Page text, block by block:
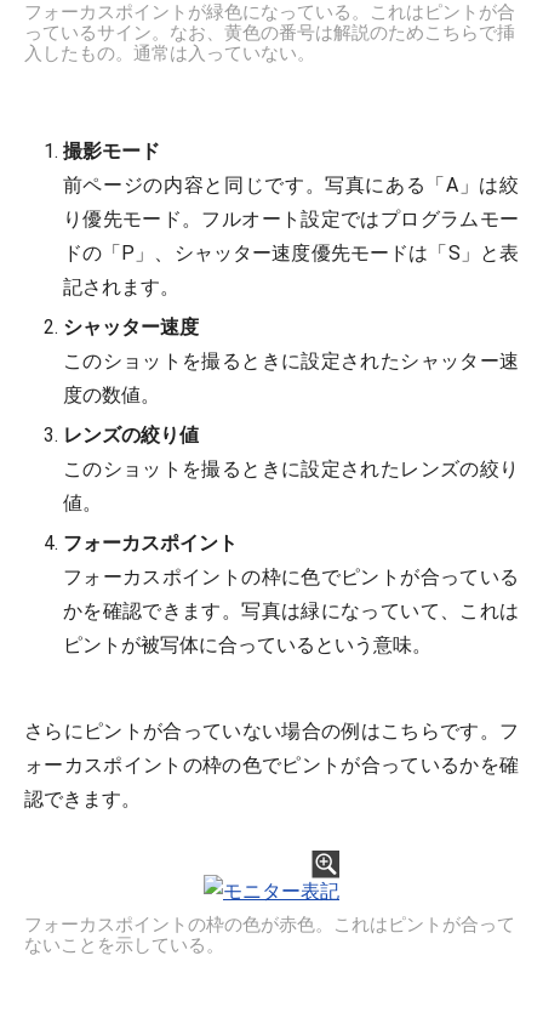
フォーカスポイントが緑色になっている。これはピントが合
っているサイン。なお、黄色の番号は解説のためこちらで挿
入したもの。通常は入っていない。
撮影モード
前ページの内容と同じです。写真にある「A」は絞
り優先モード。フルオート設定ではプログラムモー
ドの「P」、シャッター速度優先モードは「S」と表
記されます。
シャッター速度
このショットを撮るときに設定されたシャッター速
度の数値。
レンズの絞り値
このショットを撮るときに設定されたレンズの絞り
値。
フォーカスポイント
フォーカスポイントの枠に色でピントが合っている
かを確認できます。写真は緑になっていて、これは
ピントが被写体に合っているという意味。
さらにピントが合っていない場合の例はこちらです。フ
ォーカスポイントの枠の色でピントが合っているかを確
認できます。
フォーカスポイントの枠の色が赤色。これはピントが合って
ないことを示している。